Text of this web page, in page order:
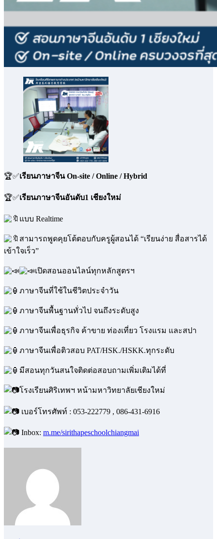
🏆✅เรียนภาษาจีน On-site / Online / Hybrid
🏆✅เรียนภาษาจีนอันดับ1 เชียงใหม่
แบบ Realtime
สามารถพูดคุยโต้ตอบกับครูผู้สอนได้ “เรียนง่าย สื่อสารได้
เข้าใจเร็ว”
เปิดสอนออนไลน์ทุกหลักสูตรฯ
ภาษาจีนที่ใช้ในชีวิตประจำวัน
ภาษาจีนพื้นฐานทั่วไป จนถึงระดับสูง
ภาษาจีนเพื่อธุรกิจ ค้าขาย ท่องเที่ยว โรงแรม และสปา
ภาษาจีนเพื่อติวสอบ PAT/HSK./HSKK.ทุกระดับ
มีสอนทุกวันสนใจติดต่อสอบถามเพิ่มเติมได้ที่
โรงเรียนศิริเทพฯ หน้ามหาวิทยาลัยเชียงใหม่
เบอร์โทรศัพท์ : 053-222779 , 086-431-6916
Inbox: m.me/sirithapeschoolchiangmai